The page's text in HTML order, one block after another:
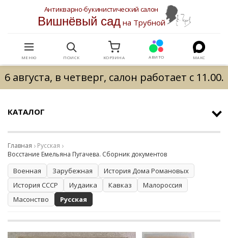
Антикварно-букинистический салон
Вишнёвый садна Трубной
МЕНЮ ПОИСК КОРЗИНА АВИТО МАКС
6 августа, в четверг, салон работает с 11.00.
КАТАЛОГ
Главная
Русская
Восстание Емельяна Пугачева. Сборник документов
Военная Зарубежная
История Дома Романовых
История СССР
Иудаика Кавказ
Малороссия
Масонство
Русская